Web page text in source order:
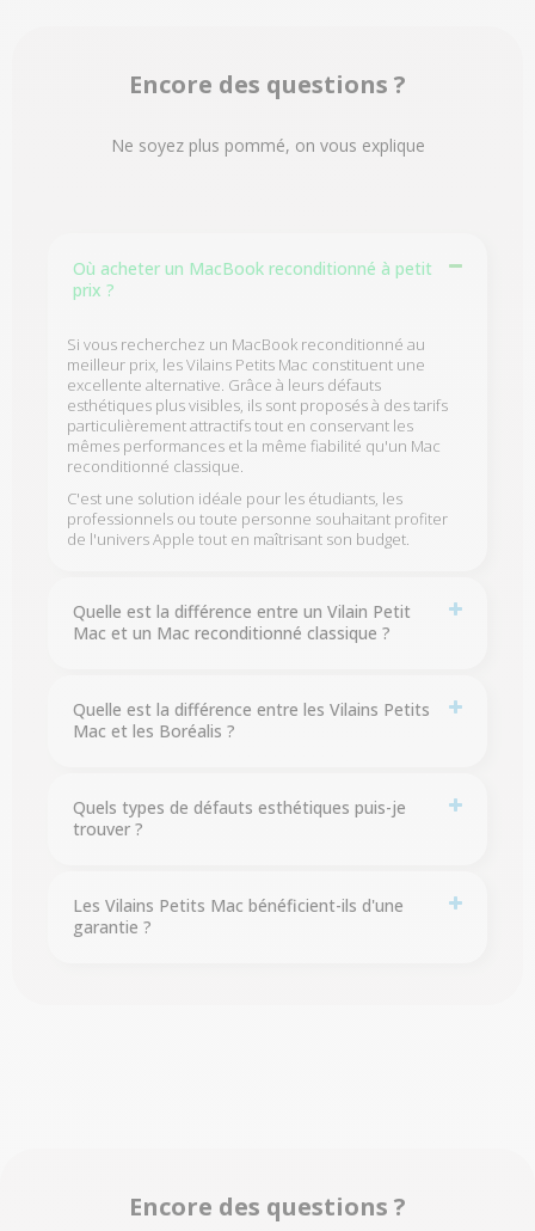
Encore des questions ?
Ne soyez plus pommé, on vous explique
Où acheter un MacBook reconditionné à petit
prix ?
Si vous recherchez un MacBook reconditionné au
meilleur prix, les Vilains Petits Mac constituent une
excellente alternative. Grâce à leurs défauts
esthétiques plus visibles, ils sont proposés à des tarifs
particulièrement attractifs tout en conservant les
mêmes performances et la même fiabilité qu'un Mac
reconditionné classique.
C'est une solution idéale pour les étudiants, les
professionnels ou toute personne souhaitant profiter
de l'univers Apple tout en maîtrisant son budget.
Quelle est la différence entre un Vilain Petit
Mac et un Mac reconditionné classique ?
Quelle est la différence entre les Vilains Petits
Mac et les Boréalis ?
Quels types de défauts esthétiques puis-je
trouver ?
Les Vilains Petits Mac bénéficient-ils d'une
garantie ?
Encore des questions ?